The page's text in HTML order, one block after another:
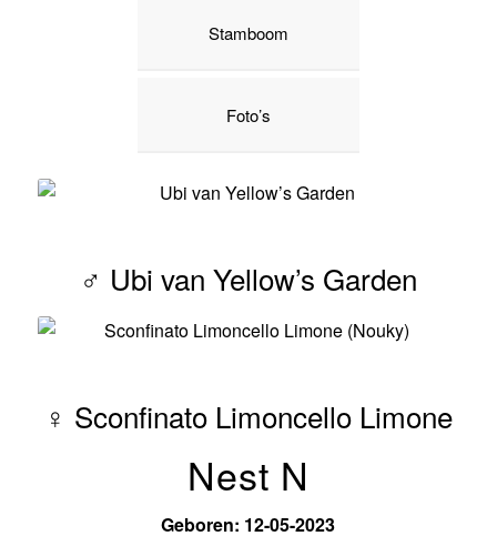
Stamboom
Foto’s
♂ Ubi van Yellow’s Garden
♀ Sconfinato Limoncello Limone
Nest N
Geboren: 12-05-2023